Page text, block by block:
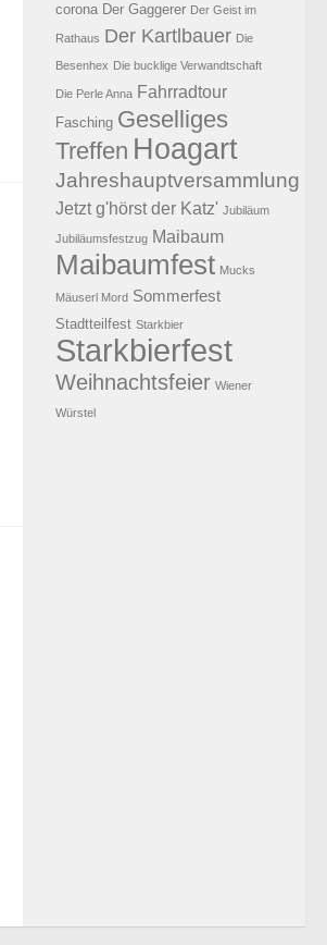
corona Der Gaggerer Der Geist im
Rathaus Der Kartlbauer Die
Besenhex Die bucklige Verwandtschaft
Die Perle Anna Fahrradtour
Fasching Geselliges
Treffen Hoagart
Jahreshauptversammlung
Jetzt g'hörst der Katz' Jubiläum
Jubiläumsfestzug Maibaum
Maibaumfest Mucks
Mäuserl Mord Sommerfest
Stadtteilfest Starkbier
Starkbierfest
Weihnachtsfeier Wiener
Würstel